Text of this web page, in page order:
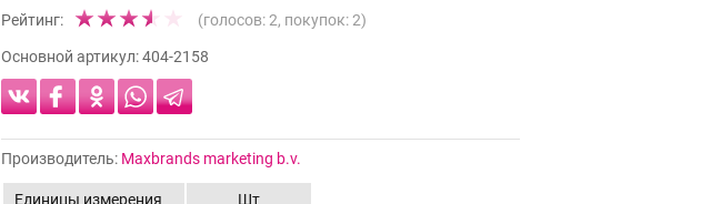
Рейтинг: (голосов:2, покупок:2)
Основной артикул:404-2158
Производитель: Maxbrands marketing b.v.
Единицы измерения
Шт